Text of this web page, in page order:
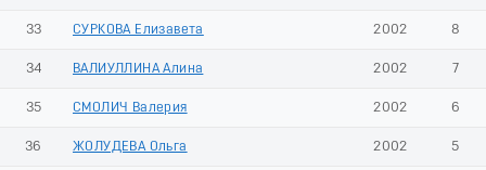
33 СУРКОВА Елизавета 2002 8
34 ВАЛИУЛЛИНА Алина 2002 7
35 СМОЛИЧ Валерия 2002 6
36 ЖОЛУДЕВА Ольга 2002 5